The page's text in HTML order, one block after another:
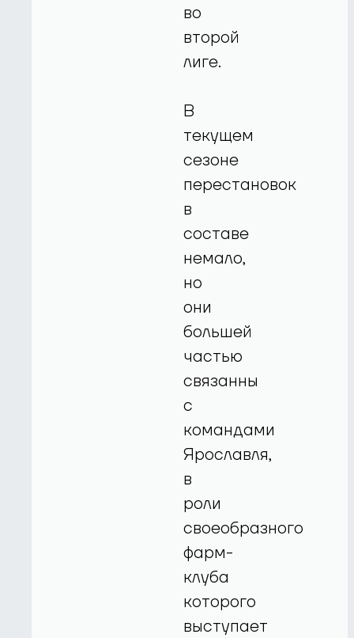
во
второй
лиге.
В
текущем
сезоне
перестановок
в
составе
немало,
но
они
большей
частью
связанны
с
командами
Ярославля,
в
роли
своеобразного
фарм-
клуба
которого
выступает